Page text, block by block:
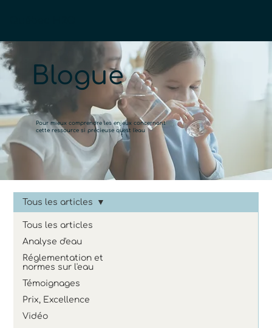
Blogue
Pour mieux comprendre les enjeux concernant
cette ressource si précieuse qu'est l'eau
Tous les articles
Analyse d'eau
Réglementation et
normes sur l'eau
Témoignages
Prix, Excellence
Vidéo
Tous les articles